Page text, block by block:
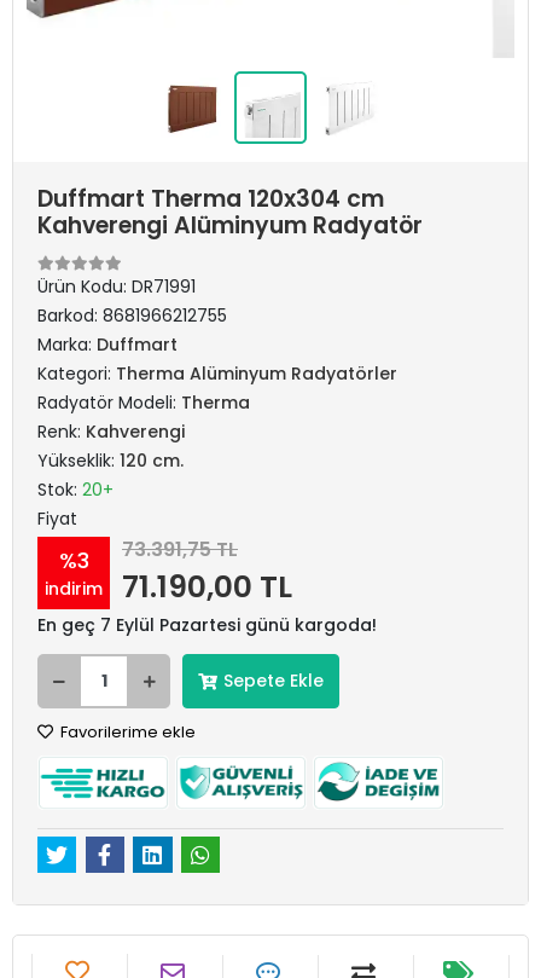
Duffmart Therma 120x304 cm
Kahverengi Alüminyum Radyatör
Ürün Kodu: DR71991
Barkod: 8681966212755
Marka: Duffmart
Kategori: Therma Alüminyum Radyatörler
Radyatör Modeli: Therma
Renk: Kahverengi
Yükseklik: 120 cm.
Stok: 20+
Fiyat
%3
indirim
73.391,75 TL
71.190,00 TL
En geç 7 Eylül Pazartesi günü kargoda!
Sepete Ekle
Favorilerime ekle